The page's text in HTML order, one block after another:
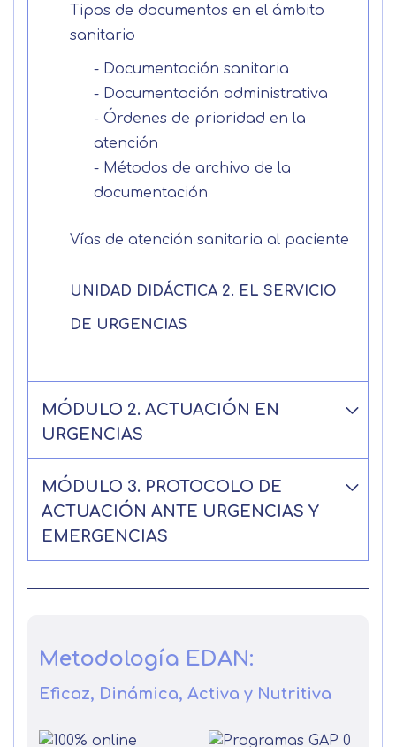
Tipos de documentos en el ámbito
sanitario
- Documentación sanitaria
- Documentación administrativa
- Órdenes de prioridad en la
atención
- Métodos de archivo de la
documentación
Vías de atención sanitaria al paciente
UNIDAD DIDÁCTICA 2. EL SERVICIO
DE URGENCIAS
MÓDULO 2. ACTUACIÓN EN
URGENCIAS
MÓDULO 3. PROTOCOLO DE
ACTUACIÓN ANTE URGENCIAS Y
EMERGENCIAS
Metodología EDAN:
Eficaz, Dinámica, Activa y Nutritiva
Acepto el tratamiento de mis datos con la
finalidad prevista en la información
explica en la información adicional
Información adicionalaquí
Acepto el tratamiento de mis datos con la
finalidad prevista en la información
Después de aceptar, no volveremos a
mostrarle este mensaje.
Seguir navegando